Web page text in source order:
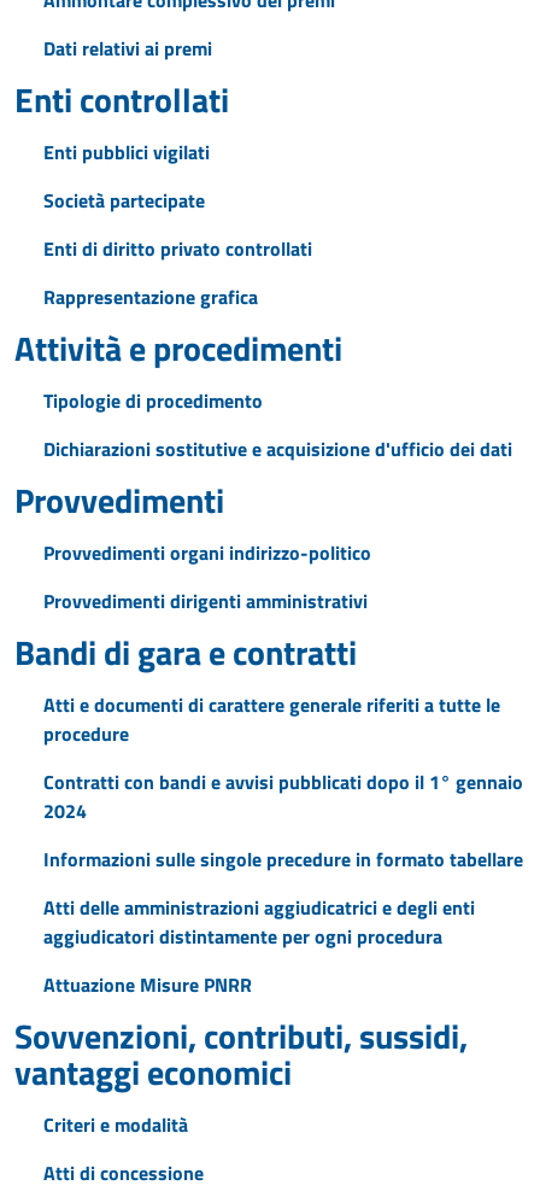
Dati relativi ai premi
Enti controllati
Enti pubblici vigilati
Società partecipate
Enti di diritto privato controllati
Rappresentazione grafica
Attività e procedimenti
Tipologie di procedimento
Dichiarazioni sostitutive e acquisizione d'ufficio dei dati
Provvedimenti
Provvedimenti organi indirizzo-politico
Provvedimenti dirigenti amministrativi
Bandi di gara e contratti
Atti e documenti di carattere generale riferiti a tutte le
procedure
Contratti con bandi e avvisi pubblicati dopo il 1° gennaio
2024
Informazioni sulle singole precedure in formato tabellare
Atti delle amministrazioni aggiudicatrici e degli enti
aggiudicatori distintamente per ogni procedura
Attuazione Misure PNRR
Sovvenzioni, contributi, sussidi,
vantaggi economici
Criteri e modalità
Atti di concessione